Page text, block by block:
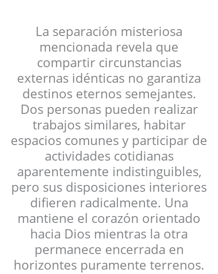
La separación misteriosa
mencionada revela que
compartir circunstancias
externas idénticas no garantiza
destinos eternos semejantes.
Dos personas pueden realizar
trabajos similares, habitar
espacios comunes y participar de
actividades cotidianas
aparentemente indistinguibles,
pero sus disposiciones interiores
difieren radicalmente. Una
mantiene el corazón orientado
hacia Dios mientras la otra
permanece encerrada en
horizontes puramente terrenos.